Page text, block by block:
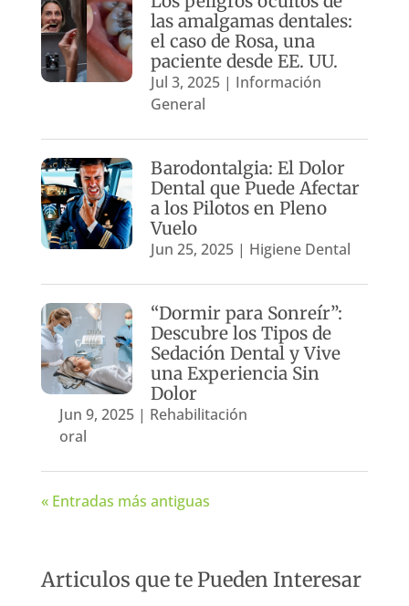
las amalgamas dentales:
el caso de Rosa, una
paciente desde EE. UU.
Jul 3, 2025| Información
General
Barodontalgia: El Dolor
Dental que Puede Afectar
a los Pilotos en Pleno
Vuelo
Jun 25, 2025| Higiene Dental
“Dormir para Sonreír”:
Descubre los Tipos de
Sedación Dental y Vive
una Experiencia Sin
Dolor
Jun 9, 2025| Rehabilitación
oral
« Entradas más antiguas
Articulos que te Pueden Interesar